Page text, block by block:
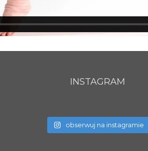
INSTAGRAM
obserwuj na instagramie